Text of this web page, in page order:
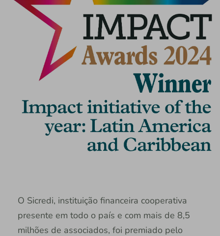
O Sicredi, instituição financeira cooperativa
presente em todo o país e com mais de 8,5
milhões de associados, foi premiado pelo